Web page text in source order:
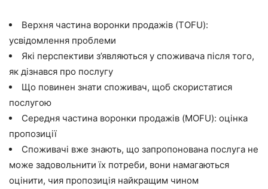
Верхня частина воронки продажів (TOFU):
усвідомлення проблеми
Які перспективи з’являються у споживача після того,
як дізнався про послугу
Що повинен знати споживач, щоб скористатися
послугою
Середня частина воронки продажів (MOFU): оцінка
пропозиції
Споживачі вже знають, що запропонована послуга не
може задовольнити їх потреби, вони намагаються
оцінити, чия пропозиція найкращим чином